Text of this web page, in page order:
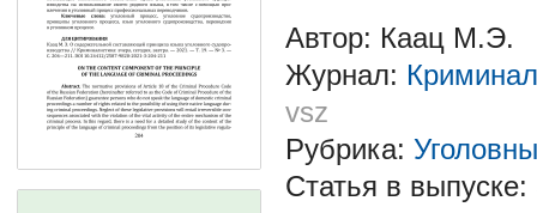
Автор: Каац М.Э.
Журнал:
vsz
Рубрика:
Статья в выпуске: